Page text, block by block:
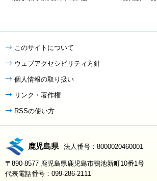
このサイトについて
ウェブアクセシビリティ方針
個人情報の取り扱い
リンク・著作権
RSSの使い方
鹿児島県 法人番号：8000020460001
〒890-8577 鹿児島県鹿児島市鴨池新町10番1号
代表電話番号：099-286-2111